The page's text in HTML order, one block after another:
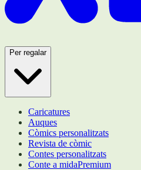
Per regalar
Caricatures
Auques
Còmics personalitzats
Revista de còmic
Contes personalitzats
Conte a midaPremium